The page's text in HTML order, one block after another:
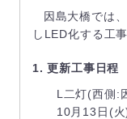
因島大橋では
しLED化する工
1. 更新工事日程
L二灯(西側:
10月13日(火